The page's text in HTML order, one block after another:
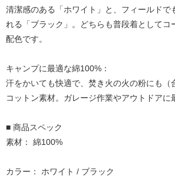
清潔感のある「ホワイト」と、フィールドで
れる「ブラック」。どちらも普段着としてコ
配色です。
キャンプに最適な綿100%：
汗をかいても快適で、焚き火の火の粉にも（
コットン素材。ガレージ作業やアウトドアに
■ 商品スペック
素材： 綿100%
カラー： ホワイト / ブラック